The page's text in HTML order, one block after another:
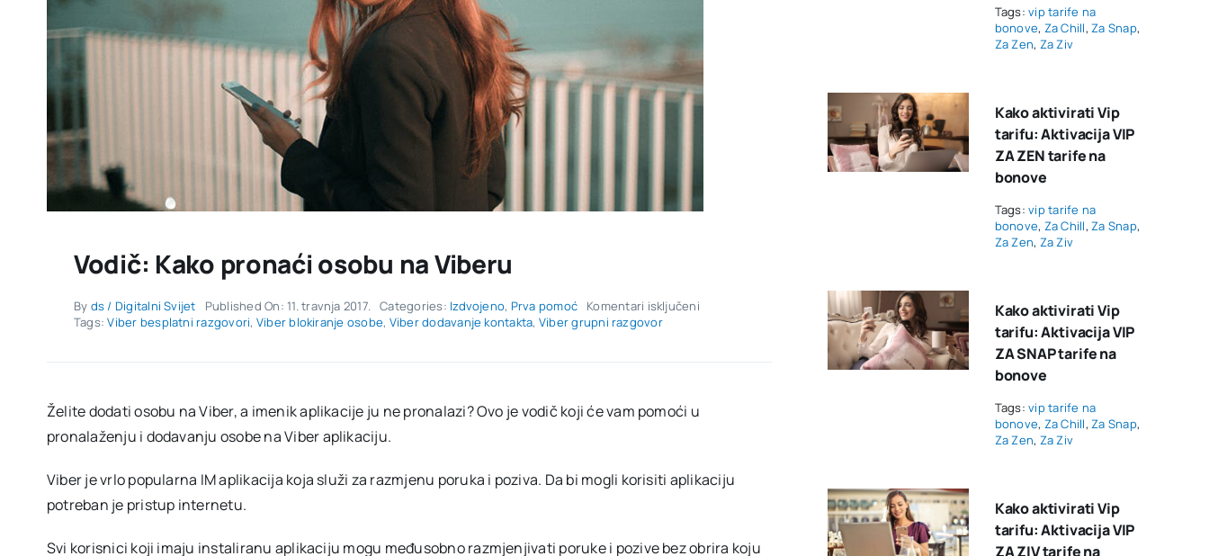
Vodič: Kako pronaći osobu na Viberu
By ds / Digitalni Svijet Published On: 11. travnja 2017. Categories: Izdvojeno, Prva pomoć Komentari isključeniza
Tags:Viber besplatni razgovori, Viber blokiranje osobe, Viber dodavanje kontakta, Viber grupni razgovor
Želite dodati osobu na Viber, a imenik aplikacije ju ne pronalazi? Ovo je vodič koji će vam pomoći u
pronalaženju i dodavanju osobe na Viber aplikaciju.
Viber je vrlo popularna IM aplikacija koja služi za razmjenu poruka i poziva. Da bi mogli korisiti aplikaciju
potreban je pristup internetu.
Svi korisnici koji imaju instaliranu aplikaciju mogu međusobno razmjenjivati poruke i pozive bez obrira koju
Tags:vip tarife na
bonove, Za Chill,Za Snap,
Za Zen, Za Ziv
Kako aktivirati Vip
tarifu: Aktivacija VIP
ZA ZEN tarife na
bonove
Tags:vip tarife na
bonove, Za Chill,Za Snap,
Za Zen, Za Ziv
Kako aktivirati Vip
tarifu: Aktivacija VIP
ZA SNAP tarife na
bonove
Tags:vip tarife na
bonove, Za Chill,Za Snap,
Za Zen, Za Ziv
Kako aktivirati Vip
tarifu: Aktivacija VIP
ZA ZIV tarife na